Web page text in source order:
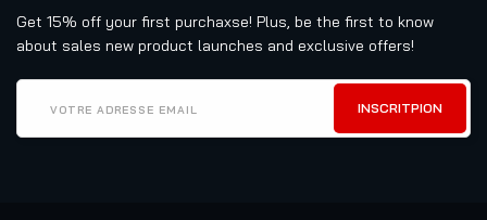
Get 15% off your first purchaxse! Plus, be the first to know
about sales new product launches and exclusive offers!